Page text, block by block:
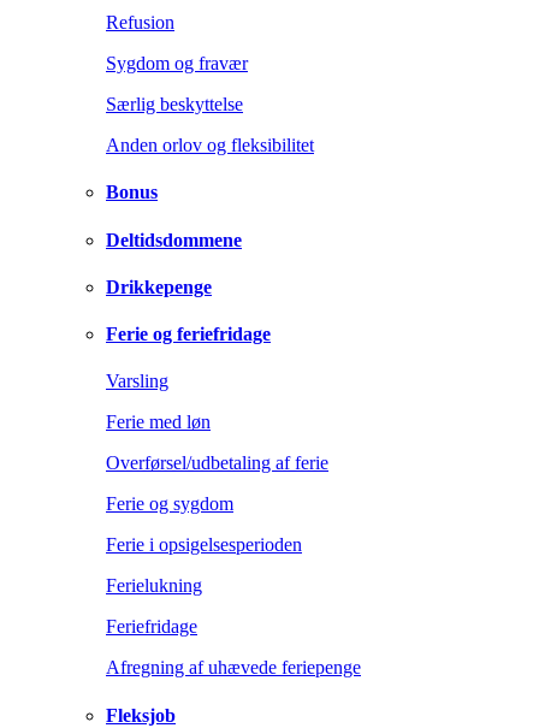
Refusion
Sygdom og fravær
Særlig beskyttelse
Anden orlov og fleksibilitet
Bonus
Deltidsdommene
Drikkepenge
Ferie og feriefridage
Varsling
Ferie med løn
Overførsel/udbetaling af ferie
Ferie og sygdom
Ferie i opsigelsesperioden
Ferielukning
Feriefridage
Afregning af uhævede feriepenge
Fleksjob